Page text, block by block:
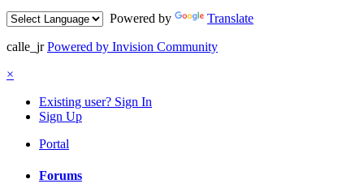
Powered by
Translate
calle_jr Powered by Invision Community
×
Existing user? Sign In
Sign Up
Portal
Forums